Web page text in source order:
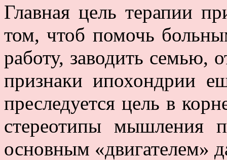
Главная цель терапии
том, чтоб помочь
работу, заводить семью,
признаки ипохондрии
преследуется цель в
стереотипы мышления
основным «двигателем»